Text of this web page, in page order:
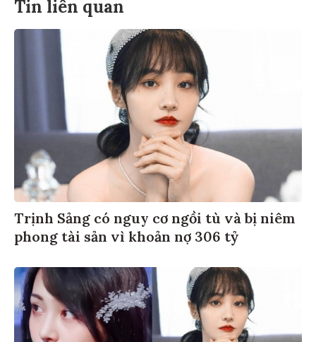
Tin liên quan
Trịnh Sảng có nguy cơ ngồi tù và bị niêm
phong tài sản vì khoản nợ 306 tỷ